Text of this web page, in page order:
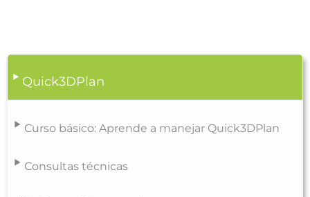
Quick3DPlan
Curso básico: Aprende a manejar Quick3DPlan
Consultas técnicas